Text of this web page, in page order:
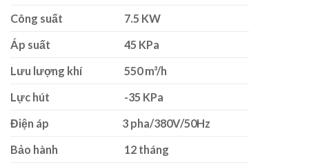
Công suất
7.5 KW
Áp suất
45 KPa
Lưu lượng khí
550 m³/h
Lực hút
-35 KPa
Điện áp
3 pha/380V/50Hz
Bảo hành
12 tháng